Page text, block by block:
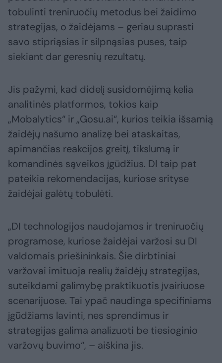
tobulinti treniruočių metodus bei žaidimo
strategijas, o žaidėjams – geriau suprasti
savo stipriąsias ir silpnąsias puses, taip
siekiant dar geresnių rezultatų.
Jis pažymi, kad didelį susidomėjimą kelia
analitinės platformos, tokios kaip
„Mobalytics“ ir „Gosu.ai“, kurios teikia išsamią
žaidėjų našumo analizę bei ataskaitas,
apimančias reakcijos greitį, tikslumą ir
komandinės sąveikos įgūdžius. DI taip pat
pateikia rekomendacijas, kuriose srityse
žaidėjai galėtų tobulėti.
„DI technologijos naudojamos ir treniruočių
programose, kuriose žaidėjai varžosi su DI
valdomais priešininkais. Šie dirbtiniai
varžovai imituoja realių žaidėjų strategijas,
suteikdami galimybę praktikuotis įvairiuose
scenarijuose. Tai ypač naudinga specifiniams
įgūdžiams lavinti, nes sprendimus ir
strategijas galima analizuoti be tiesioginio
varžovų buvimo“, – aiškina jis.